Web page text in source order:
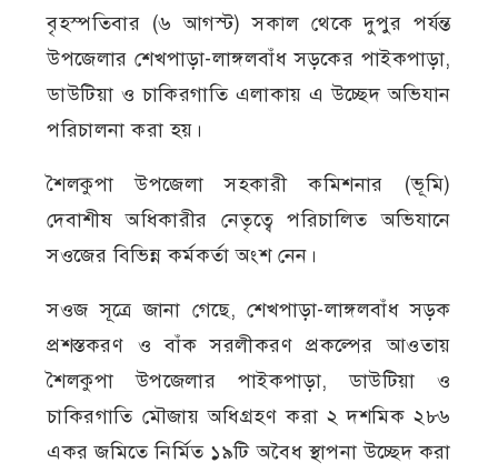
বৃহস্পতিবার (৬ আগস্ট) সকাল থেকে দুপুর পর্যন্ত
উপজেলার শেখপাড়া-লাঙ্গলবাঁধ সড়কের পাইকপাড়া,
ডাউটিয়া ও চাকিরগাতি এলাকায় এ উচ্ছেদ অভিযান
পরিচালনা করা হয়।
শৈলকুপা উপজেলা সহকারী কমিশনার (ভূমি)
দেবাশীষ অধিকারীর নেতৃত্বে পরিচালিত অভিযানে
সওজের বিভিন্ন কর্মকর্তা অংশ নেন।
সওজ সূত্রে জানা গেছে, শেখপাড়া-লাঙ্গলবাঁধ সড়ক
প্রশস্তকরণ ও বাঁক সরলীকরণ প্রকল্পের আওতায়
শৈলকুপা উপজেলার পাইকপাড়া, ডাউটিয়া ও
চাকিরগাতি মৌজায় অধিগ্রহণ করা ২ দশমিক ২৮৬
একর জমিতে নির্মিত ১৯টি অবৈধ স্থাপনা উচ্ছেদ করা